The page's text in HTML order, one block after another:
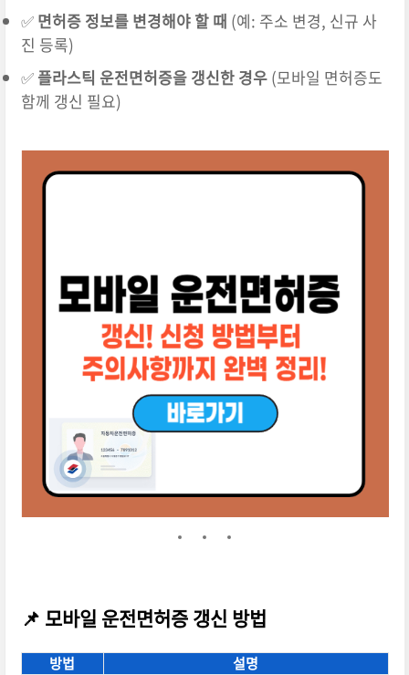
✅ 면허증 정보를 변경해야 할 때 (예: 주소 변경, 신규 사
진 등록)
✅ 플라스틱 운전면허증을 갱신한 경우(모바일 면허증도
함께 갱신 필요)
📌 모바일 운전면허증 갱신 방법
방법
설명